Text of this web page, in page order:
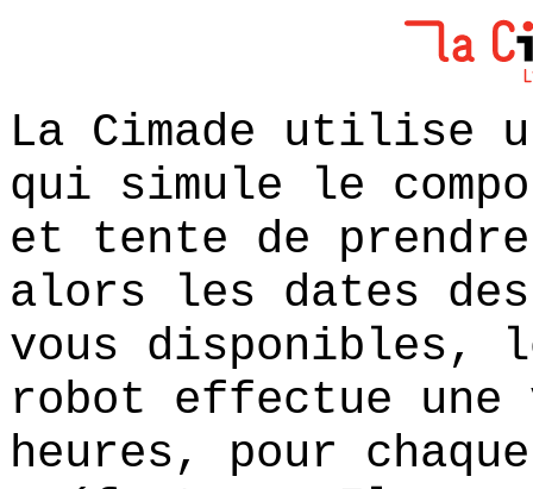
La Cimade utilise
qui simule le
et tente de
alors les dates
vous disponibles,
robot effectue
heures, pour